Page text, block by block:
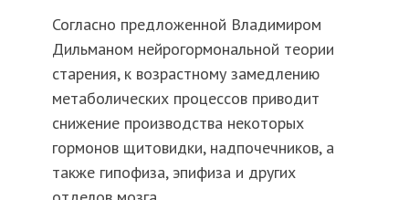
Согласно предложенной Владимиром
Дильманом нейрогормональной теории
старения, к возрастному замедлению
метаболических процессов приводит
снижение производства некоторых
гормонов щитовидки, надпочечников, а
также гипофиза, эпифиза и других